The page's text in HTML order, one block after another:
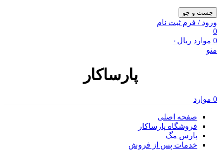
جست و جو
ورود / فرم ثبت نام
0
0 موارد ریال ۰
منو
پارساکار
0 موارد
صفحه اصلی
فروشگاه پارساکار
پارس مگ
خدمات پس از فروش